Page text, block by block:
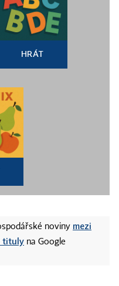
HRÁT
noviny mezi
tituly na Google